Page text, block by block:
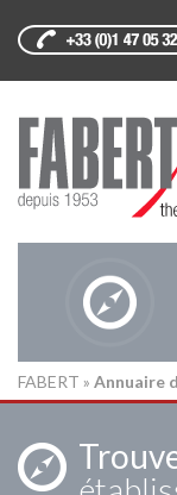
FABERT » Annuaire